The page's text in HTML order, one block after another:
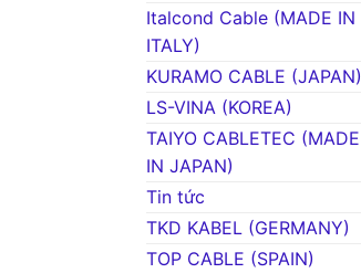
Italcond Cable (MADE IN
ITALY)
KURAMO CABLE (JAPAN)
LS-VINA (KOREA)
TAIYO CABLETEC (MADE
IN JAPAN)
Tin tức
TKD KABEL (GERMANY)
TOP CABLE (SPAIN)